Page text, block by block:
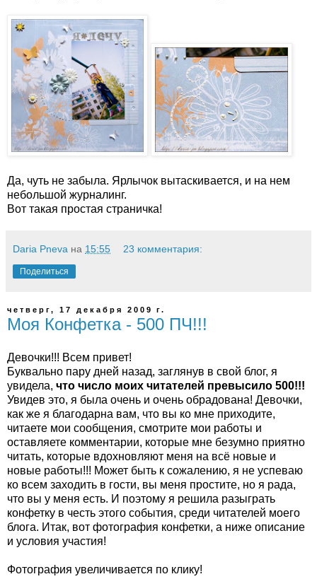
Да, чуть не забыла. Ярлычок вытаскивается, и на нем
небольшой журналинг.
Вот такая простая страничка!
Daria Pneva на 15:55 23 комментария:
Поделиться
четверг, 17 декабря 2009 г.
Моя Конфетка - 500 ПЧ!!!
Девочки!!! Всем привет!
Буквально пару дней назад, заглянув в свой блог, я
увидела, что число моих читателей превысило 500!!!
Увидев это, я была очень и очень обрадована! Девочки,
как же я благодарна вам, что вы ко мне приходите,
читаете мои сообщения, смотрите мои работы и
оставляете комментарии, которые мне безумно приятно
читать, которые вдохновляют меня на всё новые и
новые работы!!! Может быть к сожалению, я не успеваю
ко всем заходить в гости, вы меня простите, но я рада,
что вы у меня есть. И поэтому я решила разыграть
конфетку в честь этого события, среди читателей моего
блога. Итак, вот фотография конфетки, а ниже описание
и условия участия!
Фотография увеличивается по клику!